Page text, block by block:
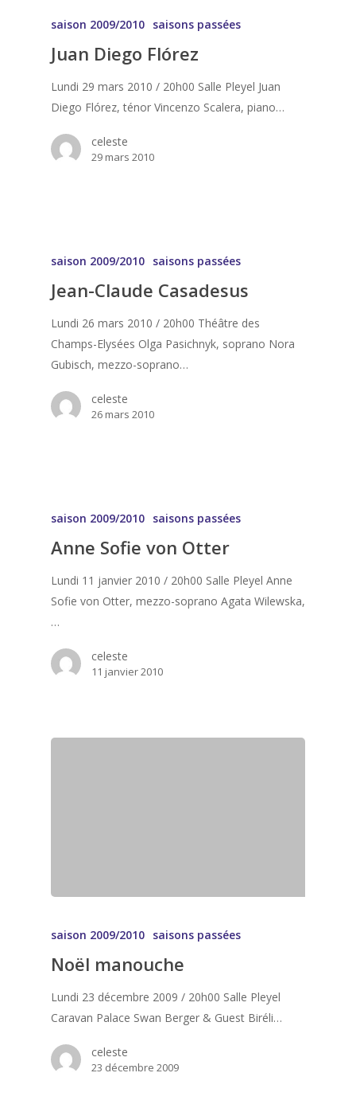
saison 2009/2010 saisons passées
Juan Diego Flórez
Lundi 29 mars 2010 / 20h00 Salle Pleyel Juan
Diego Flórez, ténor Vincenzo Scalera, piano…
celeste
29 mars 2010
saison 2009/2010 saisons passées
Jean-Claude Casadesus
Lundi 26 mars 2010 / 20h00 Théâtre des
Champs-Elysées Olga Pasichnyk, soprano Nora
Gubisch, mezzo-soprano…
celeste
26 mars 2010
saison 2009/2010 saisons passées
Anne Sofie von Otter
Lundi 11 janvier 2010 / 20h00 Salle Pleyel Anne
Sofie von Otter, mezzo-soprano Agata Wilewska,
…
celeste
11 janvier 2010
saison 2009/2010 saisons passées
Noël manouche
Lundi 23 décembre 2009 / 20h00 Salle Pleyel
Caravan Palace Swan Berger & Guest Biréli…
celeste
23 décembre 2009